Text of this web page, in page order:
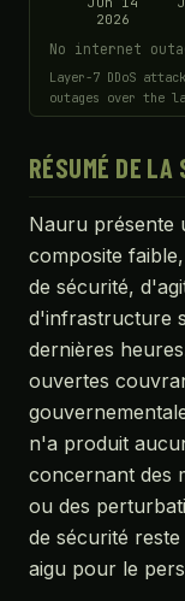
2026
No internet
Layer-7 DDoS
outages over the
RÉSUMÉ DE LA
Nauru présente
composite
de sécurité,
d'infrastructure
dernières
ouvertes
n'a produit
concernant des
ou des
de sécurité
aigu pour le